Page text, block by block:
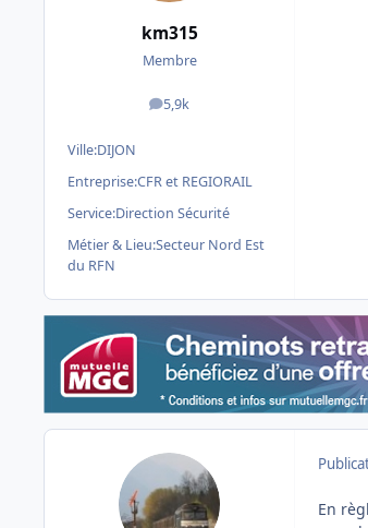
km315
Membre
5,9k
messages
Ville:DIJON
Entreprise:CFR et REGIORAIL
Service:Direction Sécurité
Métier & Lieu:Secteur Nord Est
du RFN
En